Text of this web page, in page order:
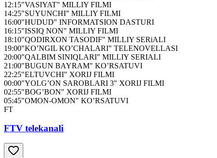
12:15"VASIYAT" MILLIY FILMI
14:25"SUYUNCHI" MILLIY FILMI
16:00"HUDUD" INFORMATSION DASTURI
16:15"ISSIQ NON" MILLIY FILMI
18:10"QODIRXON TASODIF" MILLIY SERiALI
19:00"KO’NGIL KO’CHALARI" TELENOVELLASI
20:00"QALBIM SINIQLARI" MILLIY SERIALI
21:00"BUGUN BAYRAM" KO’RSATUVI
22:25"ELTUVCHI" XORIJ FILMI
00:00"YOLG’ON SAROBLARI 3" XORIJ FILMI
02:55"BOG’BON" XORIJ FILMI
05:45"OMON-OMON" KO’RSATUVI
FT
FTV telekanali